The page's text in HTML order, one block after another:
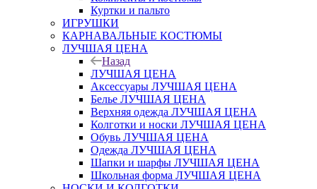
Куртки и пальто
ИГРУШКИ
КАРНАВАЛЬНЫЕ КОСТЮМЫ
ЛУЧШАЯ ЦЕНА
Назад
ЛУЧШАЯ ЦЕНА
Аксессуары ЛУЧШАЯ ЦЕНА
Белье ЛУЧШАЯ ЦЕНА
Верхняя одежда ЛУЧШАЯ ЦЕНА
Колготки и носки ЛУЧШАЯ ЦЕНА
Обувь ЛУЧШАЯ ЦЕНА
Одежда ЛУЧШАЯ ЦЕНА
Шапки и шарфы ЛУЧШАЯ ЦЕНА
Школьная форма ЛУЧШАЯ ЦЕНА